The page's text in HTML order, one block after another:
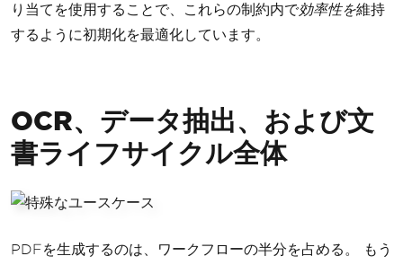
り当てを使用することで、これらの制約内で効率性を維持
するように初期化を最適化しています。
OCR、データ抽出、および文
書ライフサイクル全体
PDFを生成するのは、ワークフローの半分を占める。 もう